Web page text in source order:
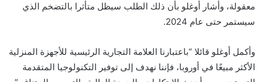
معقولة، وأشار أوغلو بأن ذلك الطلب سيظل متأثرا بالتضخم الذي
سيستمر حتى عام 2024.
وأكمل أوغلو قائلا “باعتبارنا العلامة التجارية الرئيسية للأجهزة المنزلية
الأكثر مبيعًا في أوروبا، فإننا نهدف إلى توفير التكنولوجيا المتقدمة